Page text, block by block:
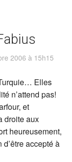
2006 à 15h15
Elles
n’attend pas!
et
droite aux
heureusement,
accepté à